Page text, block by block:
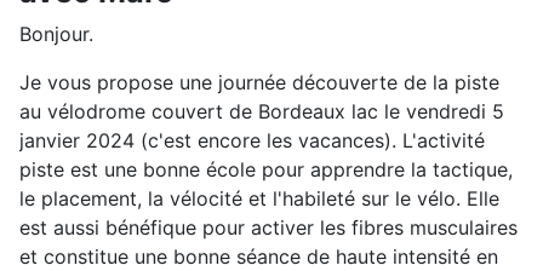
Bonjour.
Je vous propose une journée découverte de la piste
au vélodrome couvert de Bordeaux lac le vendredi 5
janvier 2024 (c'est encore les vacances). L'activité
piste est une bonne école pour apprendre la tactique,
le placement, la vélocité et l'habileté sur le vélo. Elle
est aussi bénéfique pour activer les fibres musculaires
et constitue une bonne séance de haute intensité en